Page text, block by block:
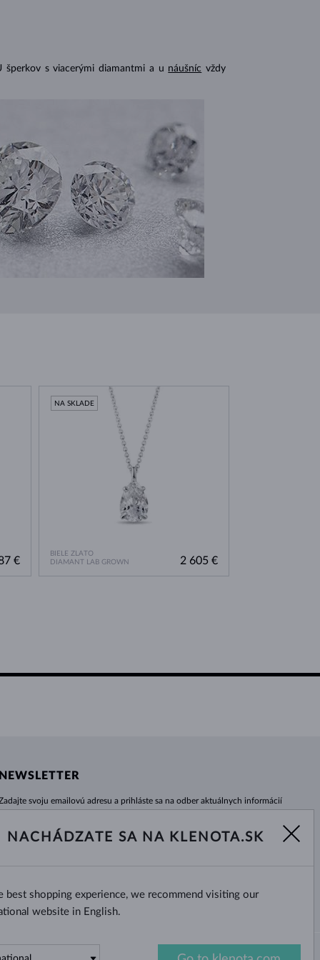
šperkov s viacerými diamantmi a u náušníc vždy
€
BIELE ZLATO
DIAMANT LAB GROWN
NA SKLADE
2 605 €
NEWSLETTER
svoju emailovú adresu a prihláste sa na odber aktuálnych informácií
Žiadna novinka, akcia či zľava Vám už neunikne!
Áno, chcem dostávať zaujímavé novinky na e-mail.
NACHÁDZATE SA NA KLENOTA.SK
best shopping experience, we recommend visiting our
website in English.